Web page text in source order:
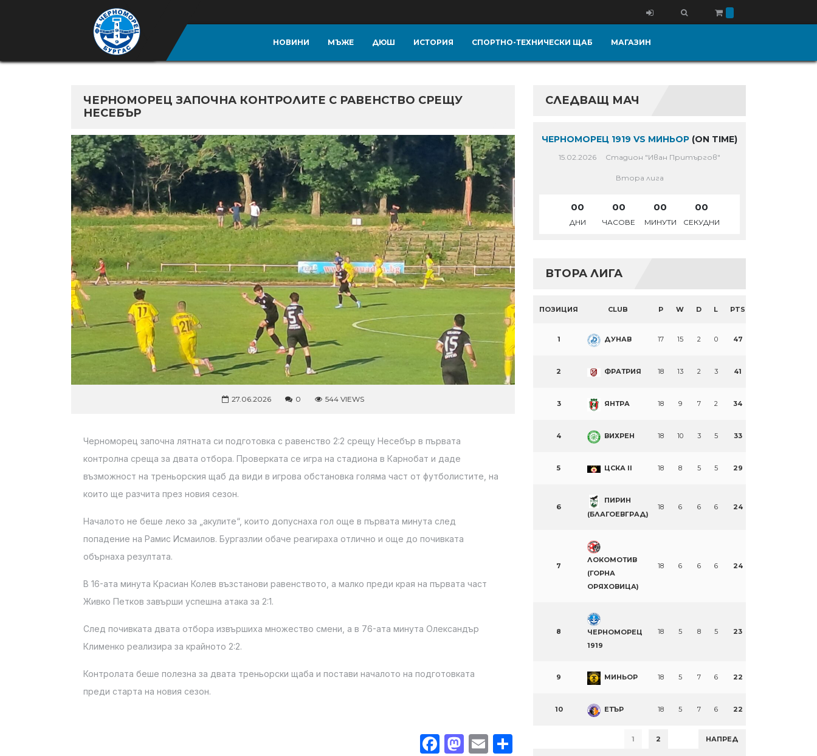
НОВИНИ МЪЖЕ ДЮШ ИСТОРИЯ СПОРТНО-ТЕХНИЧЕСКИ ЩАБ МАГАЗИН
ЧЕРНОМОРЕЦ ЗАПОЧНА КОНТРОЛИТЕ С РАВЕНСТВО СРЕЩУ
НЕСЕБЪР
27.06.2026 0 544 VIEWS
Черноморец започна лятната си подготовка с равенство 2:2 срещу Несебър в първата
контролна среща за двата отбора. Проверката се игра на стадиона в Карнобат и даде
възможност на треньорския щаб да види в игрова обстановка голяма част от футболистите, на
които ще разчита през новия сезон.
Началото не беше леко за „акулите“, които допуснаха гол още в първата минута след
попадение на Рамис Исмаилов. Бургазлии обаче реагираха отлично и още до почивката
обърнаха резултата.
В 16-ата минута Красиан Колев възстанови равенството, а малко преди края на първата част
Живко Петков завърши успешна атака за 2:1.
След почивката двата отбора извършиха множество смени, а в 76-ата минута Олександър
Клименко реализира за крайното 2:2.
Контролата беше полезна за двата треньорски щаба и постави началото на подготовката
преди старта на новия сезон.
Facebook
Mastodon
Email
СЛЕДВАЩ МАЧ
ЧЕРНОМОРЕЦ 1919 VS МИНЬОР (ON TIME)
15.02.2026 Стадион "Иван Притъргов"
Втора лига
00
ДНИ
00
ЧАСОВЕ
00
МИНУТИ
00
СЕКУДНИ
ВТОРА ЛИГА
ПОЗИЦИЯ CLUB P W D L PTS
1 ДУНАВ 17 15 2 0 47
2 ФРАТРИЯ 18 13 2 3 41
3 ЯНТРА 18 9 7 2 34
4 ВИХРЕН 18 10 3 5 33
5 ЦСКА II 18 8 5 5 29
6
ПИРИН
(БЛАГОЕВГРАД)
18 6 6 6 24
7
ЛОКОМОТИВ
(ГОРНА
ОРЯХОВИЦА)
18 6 6 6 24
8
ЧЕРНОМОРЕЦ
1919
18 5 8 5 23
9 МИНЬОР 18 5 7 6 22
10 ЕТЪР 18 5 7 6 22
1 2 НАПРЕД